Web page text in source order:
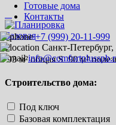
Готовые дома
Контакты
+7 (999) 20-11-999
Санкт-
Базовая
₽
93 м² общая S90 м²
Строительство дома:
Под ключ
Базовая комплектация